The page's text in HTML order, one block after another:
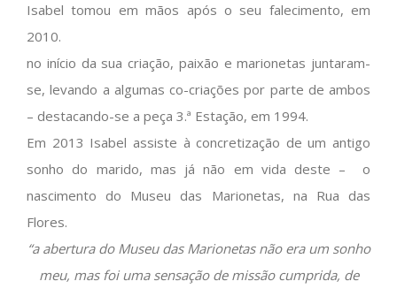
Isabel tomou em mãos após o seu falecimento, em
2010.
no início da sua criação, paixão e marionetas juntaram-
se, levando a algumas co-criações por parte de ambos
– destacando-se a peça 3.ª Estação, em 1994.
Em 2013 Isabel assiste à concretização de um antigo
sonho do marido, mas já não em vida deste – o
nascimento do Museu das Marionetas, na Rua das
Flores.
“a abertura do Museu das Marionetas não era um sonho
meu, mas foi uma sensação de missão cumprida, de